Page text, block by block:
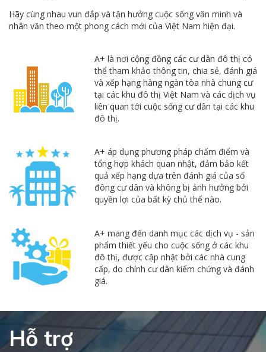
Hãy cùng nhau vun đắp và tận hưởng cuộc sống văn minh và
nhân văn theo một phong cách mới của Việt Nam hiện đại.
A+ là nơi cộng đồng các cư dân đô thị có
thể tham khảo thông tin, chia sẻ, đánh giá
và xếp hạng hàng ngàn tòa nhà chung cư
tại các khu đô thị Việt Nam và các dịch vụ
liên quan tới cuộc sống cư dân tại các khu
đô thị.
A+ áp dụng phương pháp chấm điểm và
tổng hợp khách quan nhật, đảm bảo kết
quả xếp hạng dựa trên đánh giá của số
đông cư dân và không bị ảnh hưởng bởi
quyền lợi của bất kỳ chủ thể nào.
A+ mang đến danh mục các dịch vụ - sản
phẩm thiết yếu cho cuộc sống ở các khu
đô thị, được cập nhật bởi các nhà cung
cấp, do chính cư dân kiểm chứng và đánh
giá.
Hỗ trợ